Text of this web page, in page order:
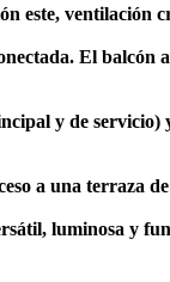
este, ventilación
El
y de
a una terraza
luminosa y